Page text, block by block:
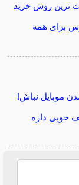
ترین روش خرید
برای همه
موبایل نباش!
خوبی داره